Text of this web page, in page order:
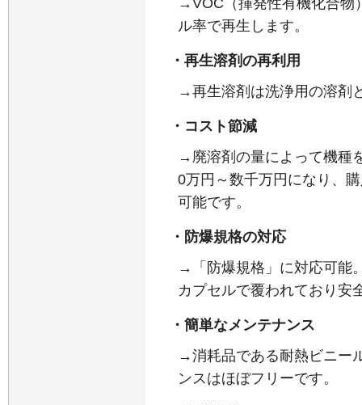
→VOC（揮発性有機化合物
ル率で再生します。
・再生溶剤の再利用
→再生溶剤は洗浄用の溶剤
・コスト節減
→廃溶剤の量によって機種
0万円～数千万円になり、
可能です。
・防爆規格の対応
→「防爆規格」に対応可能
カプセルで覆われており安
・簡単なメンテナンス
→消耗品である耐熱ビニー
ンスはほぼフリーです。